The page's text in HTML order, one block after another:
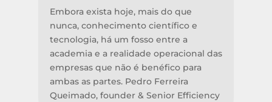
Embora exista hoje, mais do que
nunca, conhecimento científico e
tecnologia, há um fosso entre a
academia e a realidade operacional das
empresas que não é benéfico para
ambas as partes. Pedro Ferreira
Queimado, founder & Senior Efficiency